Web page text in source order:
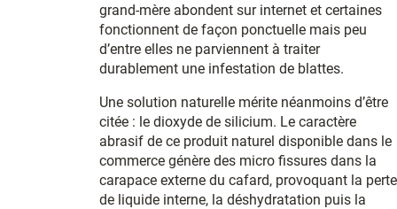
grand-mère abondent sur internet et certaines
fonctionnent de façon ponctuelle mais peu
d’entre elles ne parviennent à traiter
durablement une infestation de blattes.
Une solution naturelle mérite néanmoins d’être
citée : le dioxyde de silicium. Le caractère
abrasif de ce produit naturel disponible dans le
commerce génère des micro fissures dans la
carapace externe du cafard, provoquant la perte
de liquide interne, la déshydratation puis la